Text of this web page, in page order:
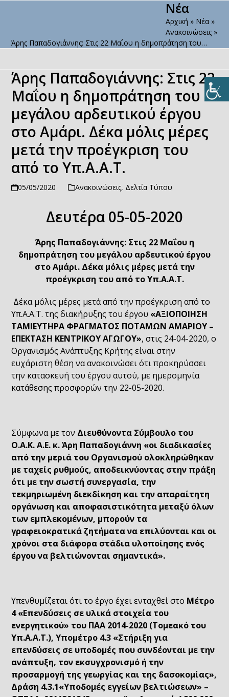
menu
menu
Νέα
Αρχική » Νέα»
Ανακοινώσεις»
Άρης Παπαδογιάννης: Στις 22 Μαΐου η δημοπράτηση του…
Άρης Παπαδογιάννης: Στις 22
Μαΐου η δημοπράτηση του
μεγάλου αρδευτικού έργου
στο Αμάρι. Δέκα μόλις μέρες
μετά την προέγκριση του
από το Υπ.Α.Α.Τ.
05/05/2020 Ανακοινώσεις, Δελτία Τύπου
Δευτέρα 05-05-2020
Άρης Παπαδογιάννης: Στις 22 Μαΐου η
δημοπράτηση του μεγάλου αρδευτικού έργου
στο Αμάρι. Δέκα μόλις μέρες μετά την
προέγκριση του από το Υπ.Α.Α.Τ.
Δέκα μόλις μέρες μετά από την προέγκριση από το
Υπ.Α.Α.Τ. της διακήρυξης του έργου «ΑΞΙΟΠΟΙΗΣΗ
ΤΑΜΙΕΥΤΗΡΑ ΦΡΑΓΜΑΤΟΣ ΠΟΤΑΜΩΝ ΑΜΑΡΙΟΥ –
ΕΠΕΚΤΑΣΗ ΚΕΝΤΡΙΚΟΥ ΑΓΩΓΟΥ», στις 24-04-2020, ο
Οργανισμός Ανάπτυξης Κρήτης είναι στην
ευχάριστη θέση να ανακοινώσει ότι προκηρύσσει
την κατασκευή του έργου αυτού, με ημερομηνία
κατάθεσης προσφορών την 22-05-2020.
Σύμφωνα με τον Διευθύνοντα Σύμβουλο του
Ο.Α.Κ. Α.Ε. κ. Άρη Παπαδογιάννη «οι διαδικασίες
από την μεριά του Οργανισμού ολοκληρώθηκαν
με ταχείς ρυθμούς, αποδεικνύοντας στην πράξη
ότι με την σωστή συνεργασία, την
τεκμηριωμένη διεκδίκηση και την απαραίτητη
οργάνωση και αποφασιστικότητα μεταξύ όλων
των εμπλεκομένων, μπορούν τα
γραφειοκρατικά ζητήματα να επιλύονται και οι
χρόνοι στα διάφορα στάδια υλοποίησης ενός
έργου να βελτιώνονται σημαντικά».
Υπενθυμίζεται ότι το έργο έχει ενταχθεί στο Μέτρο
4 «Επενδύσεις σε υλικά στοιχεία του
ενεργητικού» του ΠΑΑ 2014-2020 (Τομεακό του
Υπ.Α.Α.Τ.), Υπομέτρο 4.3 «Στήριξη για
επενδύσεις σε υποδομές που συνδέονται με την
ανάπτυξη, τον εκσυγχρονισμό ή την
προσαρμογή της γεωργίας και της δασοκομίας»,
Δράση 4.3.1«Υποδομές εγγείων βελτιώσεων» –